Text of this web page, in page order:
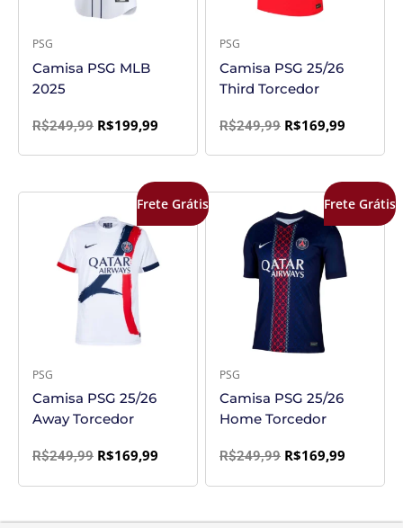
PSG
Camisa PSG MLB
2025
R$249,99 R$199,99
PSG
Camisa PSG 25/26
Third Torcedor
R$249,99 R$169,99
Frete Grátis
PSG
Camisa PSG 25/26
Away Torcedor
R$249,99
preço
original
era:
R$249,99.
R$169,99
O
R$169,99.
Frete Grátis
PSG
Camisa PSG 25/26
Home Torcedor
R$249,99
preço
original
era:
R$249,99.
R$169,99
O